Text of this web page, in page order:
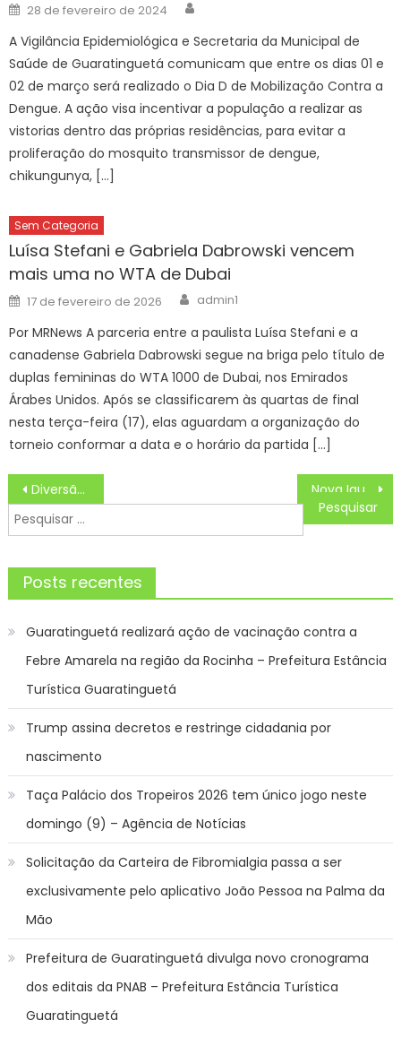
Posted
on
28 de fevereiro de 2024
A Vigilância Epidemiológica e Secretaria da Municipal de
Saúde de Guaratinguetá comunicam que entre os dias 01 e
02 de março será realizado o Dia D de Mobilização Contra a
Dengue. A ação visa incentivar a população a realizar as
vistorias dentro das próprias residências, para evitar a
proliferação do mosquito transmissor de dengue,
chikungunya, […]
Sem Categoria
Luísa Stefani e Gabriela Dabrowski vencem
mais uma no WTA de Dubai
Posted
on
17 de fevereiro de 2026 Author
admin1
Por MRNews A parceria entre a paulista Luísa Stefani e a
canadense Gabriela Dabrowski segue na briga pelo título de
duplas femininas do WTA 1000 de Dubai, nos Emirados
Árabes Unidos. Após se classificarem às quartas de final
nesta terça-feira (17), elas aguardam a organização do
torneio conformar a data e o horário da partida […]
Navegação
de
Post
Diversão no Parque Ambiental Santa Clara – Prefeitura Estância Turística Guaratinguetá
Pesquisar
por:
Posts recentes
Guaratinguetá realizará ação de vacinação contra a
Febre Amarela na região da Rocinha – Prefeitura Estância
Turística Guaratinguetá
Trump assina decretos e restringe cidadania por
nascimento
Taça Palácio dos Tropeiros 2026 tem único jogo neste
domingo (9) – Agência de Notícias
Solicitação da Carteira de Fibromialgia passa a ser
exclusivamente pelo aplicativo João Pessoa na Palma da
Mão
Prefeitura de Guaratinguetá divulga novo cronograma
dos editais da PNAB – Prefeitura Estância Turística
Guaratinguetá